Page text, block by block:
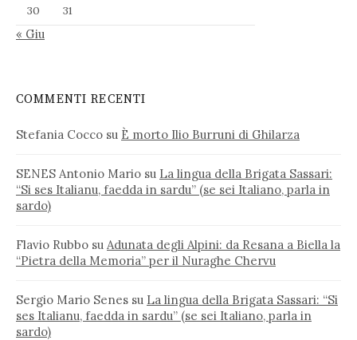
30
31
« Giu
COMMENTI RECENTI
Stefania Cocco su È morto Ilio Burruni di Ghilarza
SENES Antonio Mario su La lingua della Brigata Sassari:
“Si ses Italianu, faedda in sardu” (se sei Italiano, parla in
sardo)
Flavio Rubbo su Adunata degli Alpini: da Resana a Biella la
“Pietra della Memoria” per il Nuraghe Chervu
Sergio Mario Senes su La lingua della Brigata Sassari: “Si
ses Italianu, faedda in sardu” (se sei Italiano, parla in
sardo)